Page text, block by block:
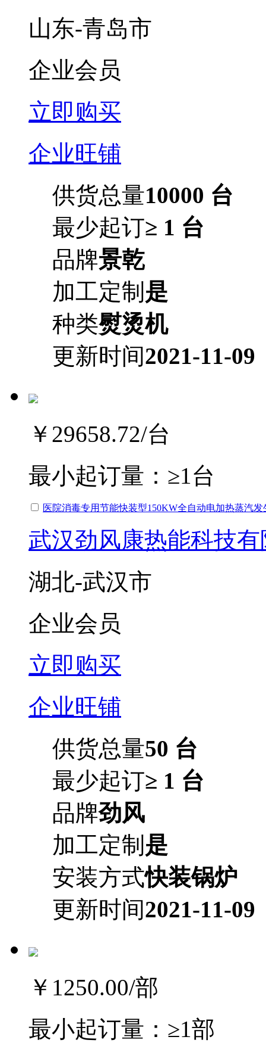
山东-青岛市
企业会员
立即购买
企业旺铺
供货总量10000 台
最少起订≥ 1 台
品牌景乾
加工定制 是
种类熨烫机
更新时间2021-11-09
￥29658.72/台
最小起订量： ≥1台
医院消毒专用节能快装型150KW全自动电加热蒸汽发
武汉劲风康热能科技
湖北-武汉市
企业会员
立即购买
企业旺铺
供货总量50 台
最少起订≥ 1 台
品牌劲风
加工定制 是
安装方式快装锅炉
更新时间2021-11-09
￥1250.00/部
最小起订量： ≥1部